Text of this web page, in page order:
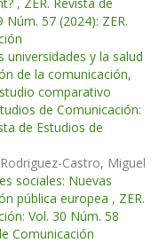
57 (2024): ZER.
universidades y la salud
de la comunicación,
comparativo
de Comunicación:
de Estudios de
Castro, Miguel
sociales: Nuevas
pública europea , ZER.
Vol. 30 Núm. 58
Comunicación